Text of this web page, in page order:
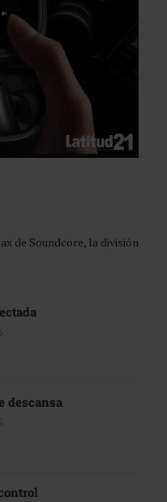
de Soundcore, la división
descansa